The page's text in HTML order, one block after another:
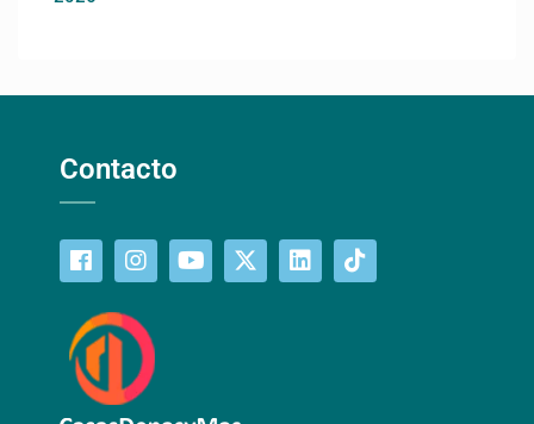
Contacto